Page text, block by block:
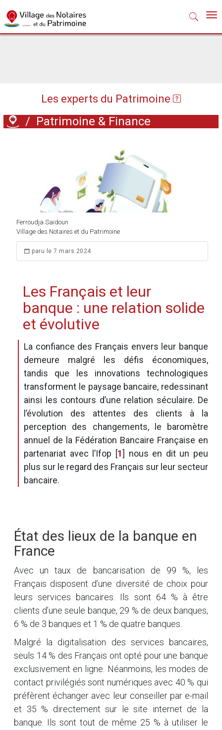
Les experts du Patrimoine
/ Patrimoine & Finance
Ferroudja Saidoun
Village des Notaires et du Patrimoine
paru le 7 mars 2024
Les Français et leur
banque : une relation solide
et évolutive
La confiance des Français envers leur banque
demeure malgré les défis économiques,
tandis que les innovations technologiques
transforment le paysage bancaire, redessinant
ainsi les contours d’une relation séculaire. De
l’évolution des attentes des clients à la
perception des changements, le baromètre
annuel de la Fédération Bancaire Française en
partenariat avec l’Ifop [1] nous en dit un peu
plus sur le regard des Français sur leur secteur
bancaire.
État des lieux de la banque en
France
Avec un taux de bancarisation de 99 %, les
Français disposent d’une diversité de choix pour
leurs services bancaires. Ils sont 64 % à être
clients d’une seule banque, 29 % de deux banques,
6 % de 3 banques et 1 % de quatre banques.
Malgré la digitalisation des services bancaires,
seuls 14 % des Français ont opté pour une banque
exclusivement en ligne. Néanmoins, les modes de
contact privilégiés sont numériques avec 40 % qui
préfèrent échanger avec leur conseiller par e-mail
et 35 % directement sur le site internet de la
banque. Ils sont tout de même 25 % à utiliser le